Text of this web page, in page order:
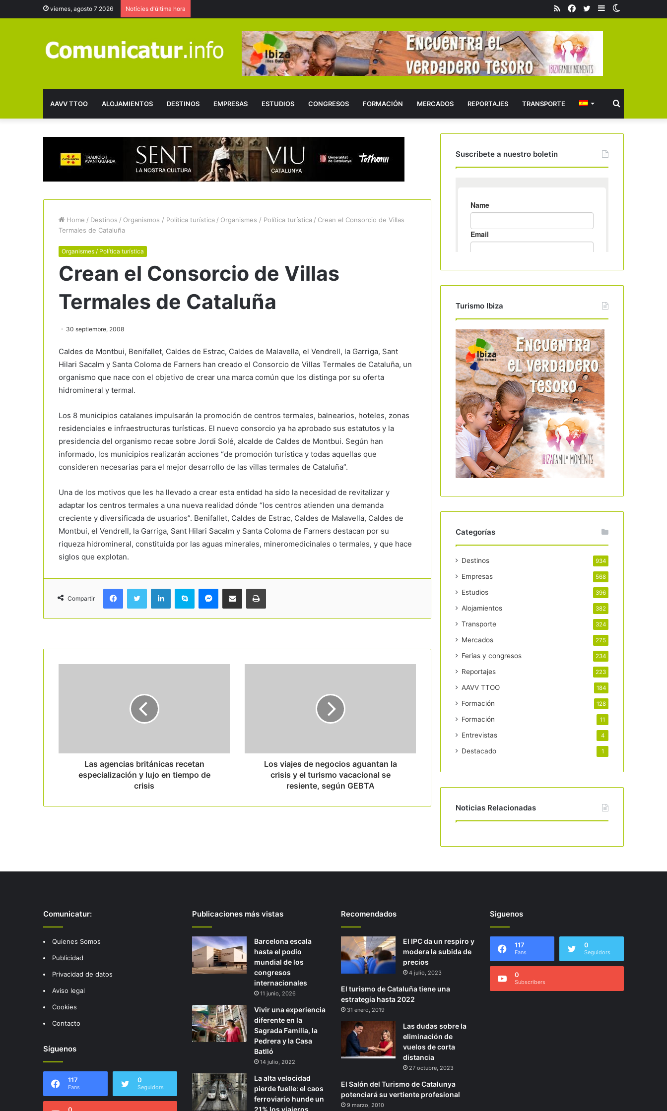
viernes, agosto 7 2026 Notícies d'última hora
Barra
Twitter
Facebook
RSS
AAVV TTOO ALOJAMIENTOS DESTINOS EMPRESAS ESTUDIOS CONGRESOS FORMACIÓN MERCADOS REPORTAJES TRANSPORTE Buscar
Home / Destinos / Organismos / Política turística / Organismes / Política turística / Crean el Consorcio de Villas
Termales de Cataluña
Organismes / Política turística
Crean el Consorcio de Villas
Termales de Cataluña
30 septiembre, 2008
Caldes de Montbui, Benifallet, Caldes de Estrac, Caldes de Malavella, el Vendrell, la Garriga, Sant
Hilari Sacalm y Santa Coloma de Farners han creado el Consorcio de Villas Termales de Cataluña, un
organismo que nace con el objetivo de crear una marca común que los distinga por su oferta
hidromineral y termal.
Los 8 municipios catalanes impulsarán la promoción de centros termales, balnearios, hoteles, zonas
residenciales e infraestructuras turísticas. El nuevo consorcio ya ha aprobado sus estatutos y la
presidencia del organismo recae sobre Jordi Solé, alcalde de Caldes de Montbui. Según han
informado, los municipios realizarán acciones “de promoción turística y todas aquellas que
consideren necesarias para el mejor desarrollo de las villas termales de Cataluña”.
Una de los motivos que les ha llevado a crear esta entidad ha sido la necesidad de revitalizar y
adaptar los centros termales a una nueva realidad dónde “los centros atienden una demanda
creciente y diversificada de usuarios”. Benifallet, Caldes de Estrac, Caldes de Malavella, Caldes de
Montbui, el Vendrell, la Garriga, Sant Hilari Sacalm y Santa Coloma de Farners destacan por su
riqueza hidromineral, constituida por las aguas minerales, mineromedicinales o termales, y que hace
siglos que explotan.
Compartir
Las agencias británicas recetan
especialización y lujo en tiempo de
crisis
Los viajes de negocios aguantan la
crisis y el turismo vacacional se
resiente, según GEBTA
Suscribete a nuestro boletin
Turismo Ibiza
Categorías
Destinos 934
Empresas 568
Estudios 396
Alojamientos 382
Transporte 324
Mercados 275
Ferias y congresos 234
Reportajes 223
AAVV TTOO 184
Formación 128
Formación 11
Entrevistas 4
Destacado 1
Noticias Relacionadas
Comunicatur:
Quienes Somos
Publicidad
Privacidad de datos
Aviso legal
Cookies
Contacto
Síguenos
117
Fans
0
Seguidors
Publicaciones más vistas
Barcelona escala
hasta el podio
mundial de los
congresos
internacionales
11 junio, 2026
Vivir una experiencia
diferente en la
Sagrada Familia, la
Pedrera y la Casa
Batlló
14 julio, 2022
La alta velocidad
pierde fuelle: el caos
ferroviario hunde un
Recomendados
El IPC da un respiro y
modera la subida de
precios
4 julio, 2023
El turismo de Cataluña tiene una
estrategia hasta 2022
31 enero, 2019
Las dudas sobre la
eliminación de
vuelos de corta
distancia
27 octubre, 2023
El Salón del Turismo de Catalunya
potenciará su vertiente profesional
9 marzo, 2010
Siguenos
117
Fans
0
Seguidors
0
Subscribers